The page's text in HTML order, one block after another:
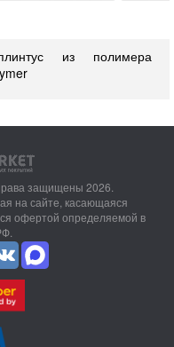
из полимера
защищены 2026.
на сайте, касающаяся
офертой определяемой в